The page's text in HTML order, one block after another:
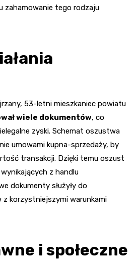
zahamowanie tego rodzaju
53-letni mieszkaniec powiatu
wiele dokumentów, co
zyski. Schemat oszustwa
umowami kupna-sprzedaży, by
transakcji. Dzięki temu oszust
z handlu
dokumenty służyły do
korzystniejszymi warunkami
i społeczne